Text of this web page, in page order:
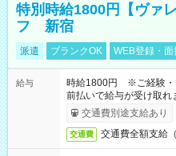
特別時給1800円【ヴァ
フ 新宿
派遣 ブランクOK WEB登録・面
給与
時給1800円 ※ご経験・
前払いで給与が受け取れ
交通費別途支給あり
交通費 交通費全額支給